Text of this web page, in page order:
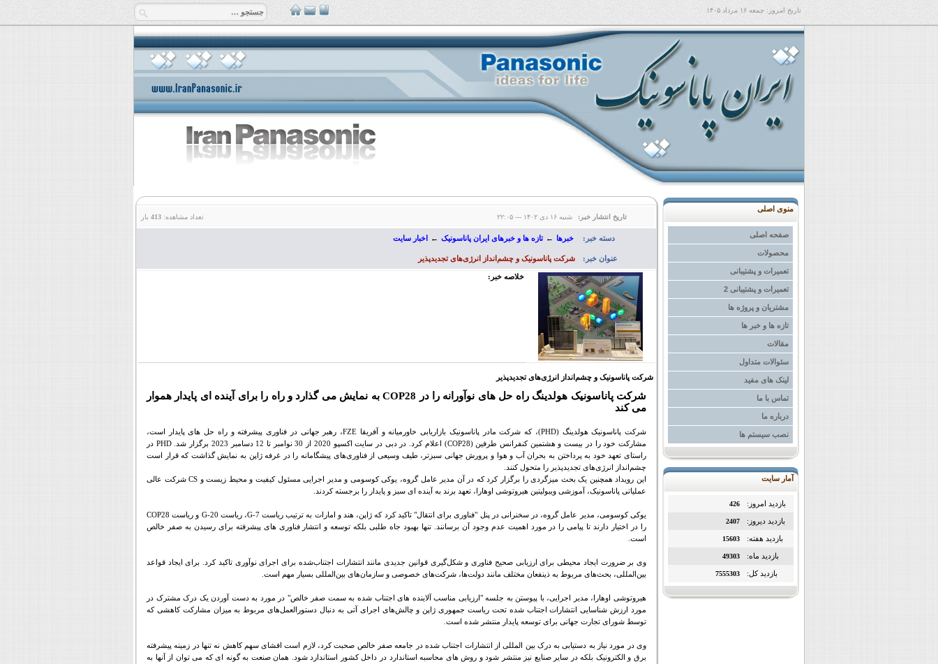
تاریخ امروز: جمعه ۱۶ مرداد ۱۴۰۵
منوی اصلی
صفحه اصلی
محصولات
تعمیرات و پشتیبانی
تعمیرات و پشتیبانی 2
مشتریان و پروژه ها
تازه ها و خبر ها
مقالات
سئوالات متداول
لینک های مفید
تماس با ما
درباره ما
نصب سیستم ها
آمار سایت
بازدید امروز: 426
بازدید دیروز: 2407
بازدید هفته: 15603
بازدید ماه: 49303
بازدید کل: 7555303
تاریخ انتشار خبر: شنبه ۱۶ دی ۱۴۰۲ --- ۲۲:۰۵ تعداد مشاهده: 413 بار
خبرها ← تازه ها و خبرهای ایران پاناسونیک ← اخبار سایت دسته خبر:
شرکت پاناسونیک و چشم‌انداز انرژی‌های تجدیدپذیر عنوان خبر:
خلاصه خبر:
شرکت پاناسونیک و چشم‌انداز انرژی‌های تجدیدپذیر
شرکت پاناسونیک هولدینگ راه حل های نوآورانه را در COP28به نمایش می گذارد و راه را برای آینده ای پایدار هموار
می کند
شرکت پاناسونیک هولدینگ (PHD)، که شرکت مادر پاناسونیک بازاریابی خاورمیانه و آفریقا FZE، رهبر جهانی در فناوری پیشرفته و راه حل های پایدار است،
مشارکت خود را در بیست و هشتمین کنفرانس طرفین (COP28) اعلام کرد. در دبی در سایت اکسپو 2020 از 30 نوامبر تا 12 دسامبر 2023 برگزار شد. PHD در
راستای تعهد خود به پرداختن به بحران آب و هوا و پرورش جهانی سبزتر، طیف وسیعی از فناوری‌های پیشگامانه را در غرفه ژاپن به نمایش گذاشت که قرار است
چشم‌انداز انرژی‌های تجدیدپذیر را متحول کنند.
این رویداد همچنین یک بحث میزگردی را برگزار کرد که در آن مدیر عامل گروه، یوکی کوسومی و مدیر اجرایی مسئول کیفیت و محیط زیست و CSشرکت عالی
عملیاتی پاناسونیک، آموزشی ویبولیتین هیروتوشی اوهارا، تعهد برند به آینده ای سبز و پایدار را برجسته کردند.
یوکی کوسومی، مدیر عامل گروه، در سخنرانی در پنل "فناوری برای انتقال" تاکید کرد که ژاپن، هند و امارات به ترتیب ریاستG-7، ریاست G-20 و ریاست COP28
را در اختیار دارند تا پیامی را در مورد اهمیت عدم وجود آن برسانند. تنها بهبود جاه طلبی بلکه توسعه و انتشار فناوری های پیشرفته برای رسیدن به صفر خالص
است.
وی بر ضرورت ایجاد محیطی برای ارزیابی صحیح فناوری و شکل‌گیری قوانین جدیدی مانند انتشارات اجتناب‌شده برای اجرای نوآوری تاکید کرد. برای ایجاد قواعد
بین‌المللی، بحث‌های مربوط به ذینفعان مختلف مانند دولت‌ها، شرکت‌های خصوصی و سازمان‌های بین‌المللی بسیار مهم است.
هیروتوشی اوهارا، مدیر اجرایی، با پیوستن به جلسه "ارزیابی مناسب آلاینده های اجتناب شده به سمت صفر خالص" در مورد به دست آوردن یک درک مشترک در
مورد ارزش شناسایی انتشارات اجتناب شده تحت ریاست جمهوری ژاپن و چالش‌های اجرای آتی به دنبال دستورالعمل‌های مربوط به میزان مشارکت کاهشی که
توسط شورای تجارت جهانی برای توسعه پایدار منتشر شده است.
وی در مورد نیاز به دستیابی به درک بین المللی از انتشارات اجتناب شده در جامعه صفر خالص صحبت کرد، لازم است افشای سهم کاهش نه تنها در زمینه پیشرفته
برق و الکترونیک بلکه در سایر صنایع نیز منتشر شود و روش های محاسبه استاندارد در داخل کشور استاندارد شود. همان صنعت به گونه ای که می توان از آنها به